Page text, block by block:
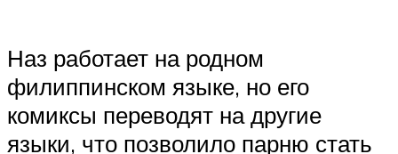
Наз работает на родном
филиппинском языке, но его
комиксы переводят на другие
языки, что позволило парню стать